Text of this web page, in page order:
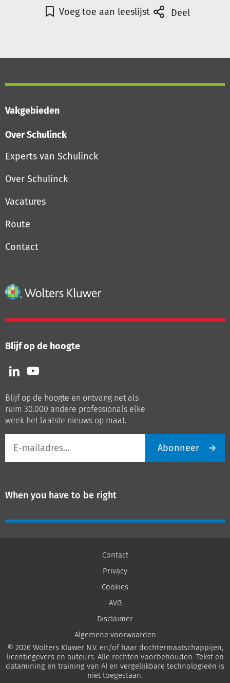
Voeg toe aan leeslijst Deel
Vakgebieden
Over Schulinck
Experts van Schulinck
Over Schulinck
Vacatures
Route
Contact
Blijf op de hoogte
Volg
ons
LinkedIn
Volg
ons
Youtube
Blijf op de hoogte en ontvang net als
ruim 30.000 andere professionals elke
week het laatste nieuws op maat.
mailadres
Abonneer
When you have to be right
Contact
Privacy
Cookies
AVG
Disclaimer
Algemene voorwaarden
© 2026 Wolters Kluwer N.V. en/of haar dochtermaatschappijen,
licentiegevers en auteurs. Alle rechten voorbehouden. Tekst en
datamining en training van AI en vergelijkbare technologieën is
niet toegestaan.